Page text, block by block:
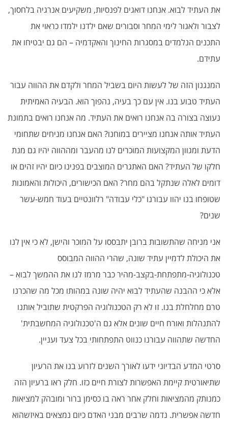
את העתיד לבוא. אנחנו דואגים לפנסיות, משקיעים אנרגיה בלחסוך,
לצבור ולאגור לימי המחר וסבורים שאם ילדנו ילמדו כראוי את
התכנים הנלמדים במסגרות החינוך והאקדמיה – הם גם יבטיחו את
עתידם.
המנגנון הזה של לעשות היום בשביל המחר ולקדם את ההווה עבור
העתיד טבוע בנו. אין עם כך בעיה, נהפוך הוא. הבעיה האמיתית
נעוצה בצורה בה אנחנו רואים את העתיד. מה אנחנו רואים בתמונת
העתיד אותה אנחנו מציירים במוחנו? האם אנחנו מניחים שתחומי
הדעת ומגוון המקצועות המוכרים לנו מהעבר ומההווה יהיו גם מנת
חלקו של העתיד? האם האתגרים המוצבים בפנינו כיום יהיו זהים או
דומים לאלה שנתקל בהם מחר? האם הכישורים, היכולות והאמונות
שטופחו בנו יהוו עבורנו "כלי עבודה" רלוונטיים בעוד חמש-עשר
שנים?
אני מניחה שהתשובות ברובן יתבססו על המוכר והישן, לא כי אין לנו
את היכולת לדמיין עתיד שונה, שהרי ההווה המבוסס
טכנולוגיה-מתפתחת-בקצב-מהיר כבר מרמז לנו את ההמשך לבוא –
אלא כי ההבנה שהעתיד לבוא יהיה שונה במהותו מכל מה שהכרנו
טרם מחלחלת בנו. זו לא רק הטכנולוגיה הפרקטית שתוביל אותנו
להתנהלות ואורח חיים שונים אלא גם ה'טכנולוגיה המחשבתית'
החדשה שתהווה עבורנו כנווט התפתחותי בכל צעד ועניין.
סרטי המדע הבדיוני ידעו לאורך השנים לזרוע בנו את הרעיון
שתיאורטית קיימת האפשרות לצורת חיים כזו. חלק ראו ברעיון הזה
כמנותק מהמציאות וחלק אחר ראה בו כסימן ברור ומובהק למציאות
חדשה אפשרית. נדמה שרבים מבני האדם כיום נמצאים באיזשהוא